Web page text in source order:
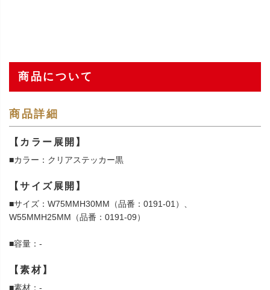
商品について
商品詳細
【カラー展開】
■カラー：クリアステッカー黒
【サイズ展開】
■サイズ：W75MMH30MM（品番：0191-01）、
W55MMH25MM（品番：0191-09）
■容量：-
【素材】
■素材：-